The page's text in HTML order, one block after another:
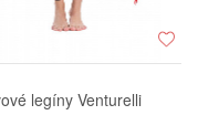
legíny Venturelli